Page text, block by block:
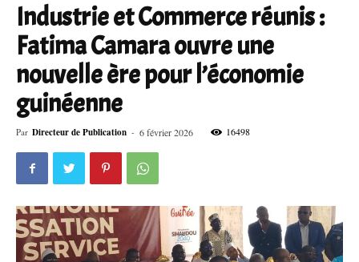
Industrie et Commerce réunis :
Fatima Camara ouvre une
nouvelle ère pour l’économie
guinéenne
Par Directeur de Publication - 6 février 2026 16498